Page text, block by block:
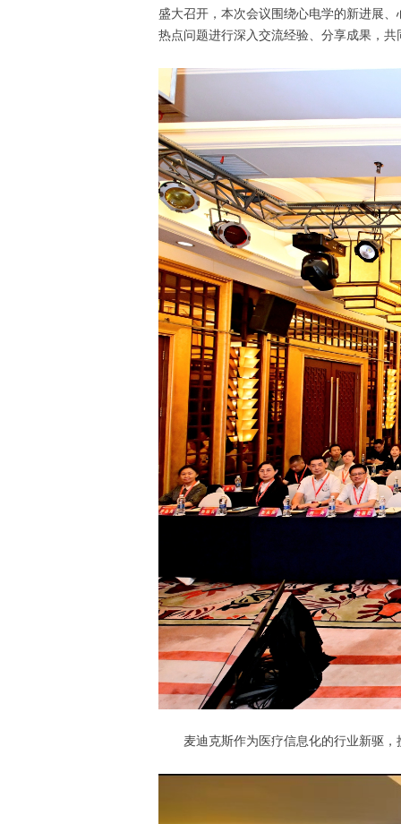
盛大召开，本次会议围绕心电学的新进展
热点问题进行深入交流经验、分享成果，
麦迪克斯作为医疗信息化的行业新驱